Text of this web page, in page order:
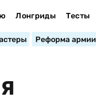
Лонгриды Тесты
Реформа армии